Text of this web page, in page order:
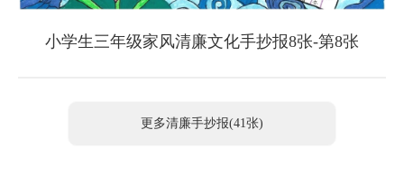
小学生三年级家风清廉文化手抄报8张-第8张
更多清廉手抄报(41张)